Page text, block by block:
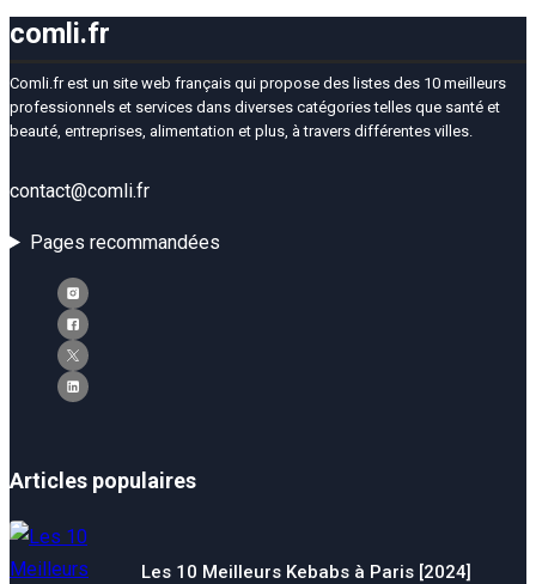
comli.fr
Comli.fr est un site web français qui propose des listes des 10 meilleurs
professionnels et services dans diverses catégories telles que santé et
beauté, entreprises, alimentation et plus, à travers différentes villes.
contact@comli.fr
Pages recommandées
Articles populaires
Les 10 Meilleurs Kebabs à Paris [2024]